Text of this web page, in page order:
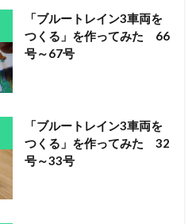
「ブルートレイン3車両を
つくる」を作ってみた 66
号～67号
「ブルートレイン3車両を
つくる」を作ってみた 32
号～33号